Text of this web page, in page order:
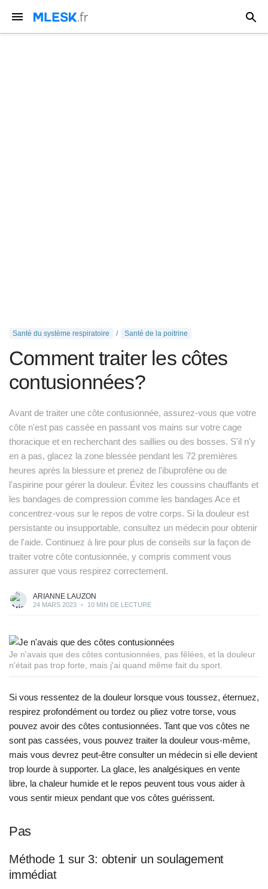
Santé du système respiratoire Santé de la poitrine
Comment traiter les côtes
contusionnées?
Avant de traiter une côte contusionnée, assurez-vous que votre
côte n'est pas cassée en passant vos mains sur votre cage
thoracique et en recherchant des saillies ou des bosses. S'il n'y
en a pas, glacez la zone blessée pendant les 72 premières
heures après la blessure et prenez de l'ibuprofène ou de
l'aspirine pour gérer la douleur. Évitez les coussins chauffants et
les bandages de compression comme les bandages Ace et
concentrez-vous sur le repos de votre corps. Si la douleur est
persistante ou insupportable, consultez un médecin pour obtenir
de l'aide. Continuez à lire pour plus de conseils sur la façon de
traiter votre côte contusionnée, y compris comment vous
assurer que vous respirez correctement.
ARIANNE LAUZON
24 MARS 2023 • 10 MIN DE LECTURE
Je n'avais que des côtes contusionnées, pas fêlées, et la douleur
n'était pas trop forte, mais j'ai quand même fait du sport.
Si vous ressentez de la douleur lorsque vous toussez, éternuez,
respirez profondément ou tordez ou pliez votre torse, vous
pouvez avoir des côtes contusionnées. Tant que vos côtes ne
sont pas cassées, vous pouvez traiter la douleur vous-même,
mais vous devrez peut-être consulter un médecin si elle devient
trop lourde à supporter. La glace, les analgésiques en vente
libre, la chaleur humide et le repos peuvent tous vous aider à
vous sentir mieux pendant que vos côtes guérissent.
Pas
Méthode 1 sur 3: obtenir un soulagement
immédiat